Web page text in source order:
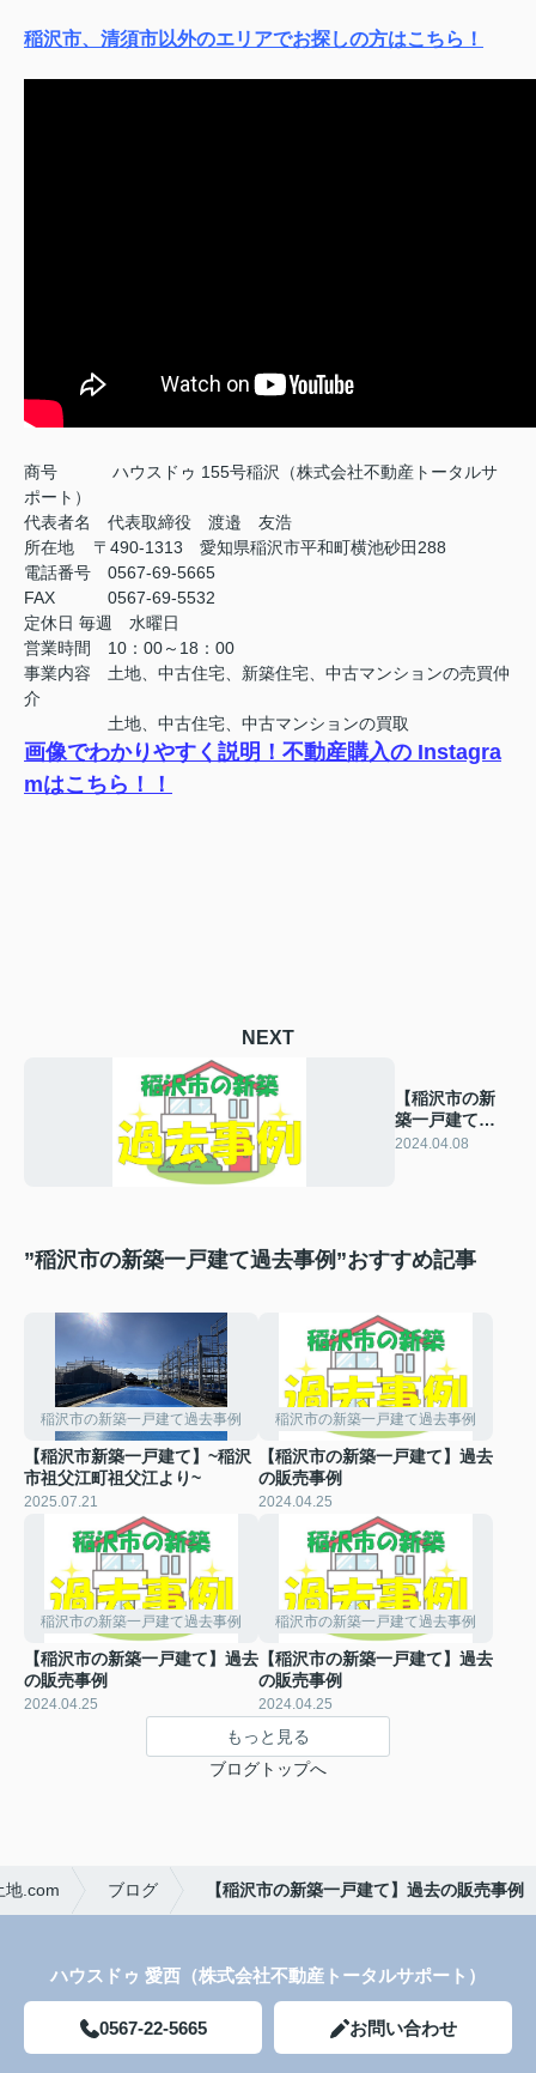
稲沢市、清須市以外のエリアでお探しの方はこちら！
商号
ハウスドゥ 155号稲沢（株式会社不動産トータルサ
ポート）
代表者名 代表取締役 渡邉 友浩
所在地 〒490-1313 愛知県稲沢市平和町横池砂田288
電話番号 0567-69-5665
FAX
0567-69-5532
定休日 毎週 水曜日
営業時間 10：00～18：00
事業内容 土地、中古住宅、新築住宅、中古マンションの売買仲
介
土地、中古住宅、中古マンションの買取
画像でわかりやすく説明！不動産購入の Instagra
mはこちら！！
NEXT
【稲沢市の新
築一戸建て】
過去の販売事
2024.04.08
”稲沢市の新築一戸建て過去事例”おすすめ記事
稲沢市の新築一戸建て過去事例
【稲沢市新築一戸建て】~稲沢
市祖父江町祖父江より~
2025.07.21
稲沢市の新築一戸建て過去事例
【稲沢市の新築一戸建て】過去
の販売事例
2024.04.25
稲沢市の新築一戸建て過去事例
【稲沢市の新築一戸建て】過去
の販売事例
2024.04.25
稲沢市の新築一戸建て過去事例
【稲沢市の新築一戸建て】過去
の販売事例
2024.04.25
もっと見る
ブログトップへ
地.com ブログ 【稲沢市の新築一戸建て】過去の販売事例
ハウスドゥ 愛西（株式会社不動産トータルサポート）
0567-22-5665 お問い合わせ